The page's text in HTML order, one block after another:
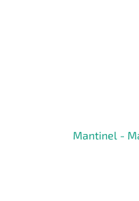
Mantinel -